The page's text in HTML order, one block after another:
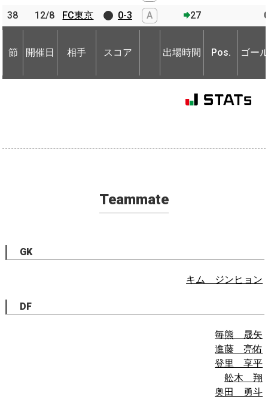
38 12/8 FC東京 0-3 A 27
節 開催日 相手 スコア 出場時間 Pos. ゴー
38 12/8 FC東京
節 開催日 相手
Teammate
GK
キム ジンヒョン
DF
毎熊 晟矢
進藤 亮佑
登里 享平
舩木 翔
奥田 勇斗